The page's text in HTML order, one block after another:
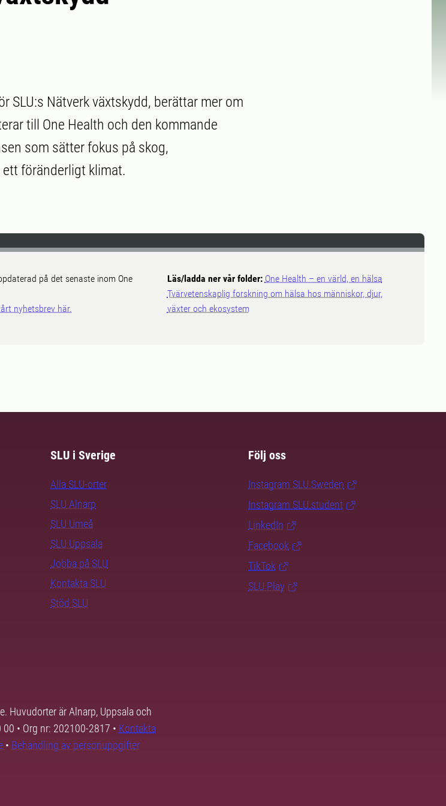
SLU:s Nätverk växtskydd, berättar mer om
till One Health och den kommande
som sätter fokus på skog,
föränderligt klimat.
på det senaste inom One
nyhetsbrev här.
Läs/ladda ner vår folder: One Health – en värld, en hälsa
Tvärvetenskaplig forskning om hälsa hos människor, djur,
växter och ekosystem
SLU i Sverige
Alla SLU-orter
SLU Alnarp
SLU Umeå
SLU Uppsala
Jobba på SLU
Kontakta SLU
Stöd SLU
Följ oss
Instagram SLU.Sweden
Instagram SLU.student
LinkedIn
Facebook
TikTok
SLU Play
Huvudorter är Alnarp, Uppsala och
• Org nr: 202100-2817 • Kontakta
• Behandling av personuppgifter